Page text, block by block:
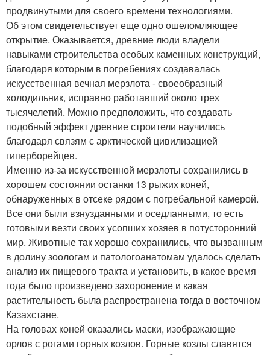
продвинутыми для своего времени технологиями.
Об этом свидетельствует еще одно ошеломляющее
открытие. Оказывается, древние люди владели
навыками строительства особых каменных конструкций,
благодаря которым в погребениях создавалась
искусственная вечная мерзлота - своеобразный
холодильник, исправно работавший около трех
тысячелетий. Можно предположить, что создавать
подобный эффект древние строители научились
благодаря связям с арктической цивилизацией
гиперборейцев.
Именно из-за искусственной мерзлоты сохранились в
хорошем состоянии останки 13 рыжих коней,
обнаруженных в отсеке рядом с погребальной камерой.
Все они были взнузданными и оседланными, то есть
готовыми везти своих усопших хозяев в потусторонний
мир. Животные так хорошо сохранились, что вызванным
в долину зоологам и патологоанатомам удалось сделать
анализ их пищевого тракта и установить, в какое время
года было произведено захоронение и какая
растительность была распространена тогда в восточном
Казахстане.
На головах коней оказались маски, изображающие
орлов с рогами горных козлов. Горные козлы славятся